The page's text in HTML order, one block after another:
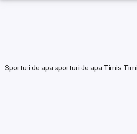
Sporturi de apa sporturi de apa Timis